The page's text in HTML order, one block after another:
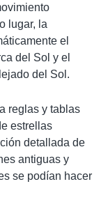
lugar, la
el
del Sol y el
del Sol.
reglas y tablas
estrellas
detallada de
antiguas y
se podían hacer